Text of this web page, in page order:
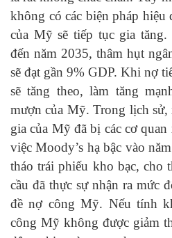
không có các biện pháp hiệu
của Mỹ sẽ tiếp tục gia tăng.
đến năm 2035, thâm hụt
sẽ đạt gần 9% GDP. Khi nợ
sẽ tăng theo, làm tăng
mượn của Mỹ. Trong lịch
gia của Mỹ đã bị các cơ
việc Moody’s hạ bậc vào
tháo trái phiếu kho bạc, cho
cầu đã thực sự nhận ra mức
đề nợ công Mỹ. Nếu tính
công Mỹ không được giảm